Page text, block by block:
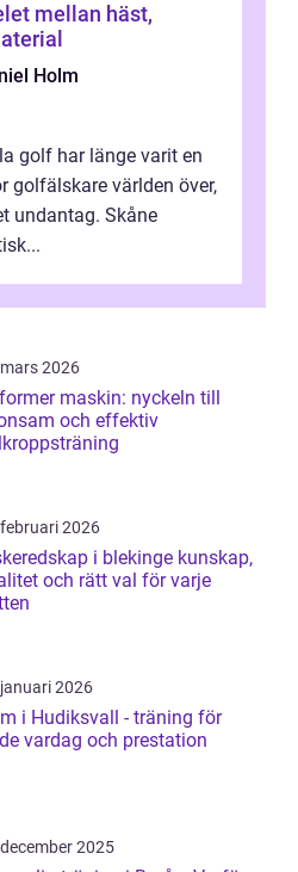
Holm
golf har länge varit en
golfälskare världen över,
undantag. Skåne
2026
maskin: nyckeln till
och effektiv
2026
i blekinge kunskap,
och rätt val för varje
2026
i Hudiksvall - träning för
vardag och prestation
2025